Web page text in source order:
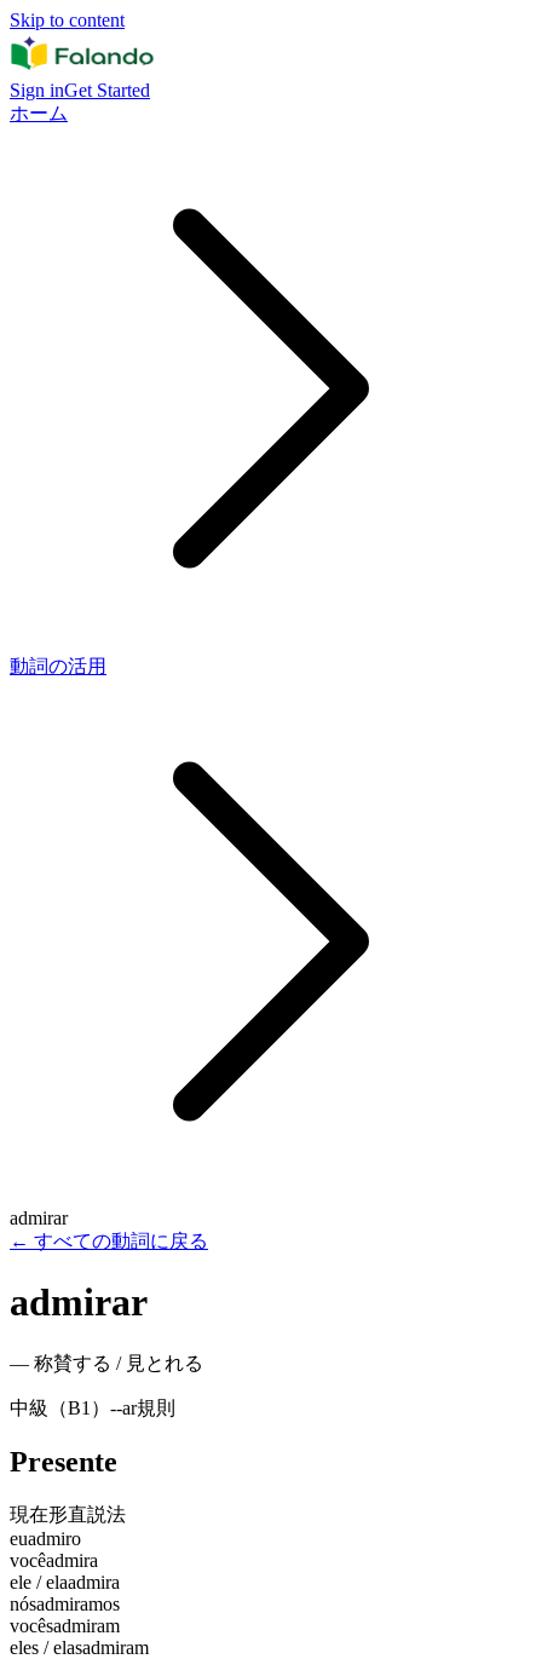
Skip to content
Sign inGet Started
ホーム
動詞の活用
admirar
← すべての動詞に戻る
admirar
— 称賛する / 見とれる
中級（B1） --ar規則
Presente
現在形直説法
euadmiro
vocêadmira
ele / elaadmira
nósadmiramos
vocêsadmiram
eles / elasadmiram